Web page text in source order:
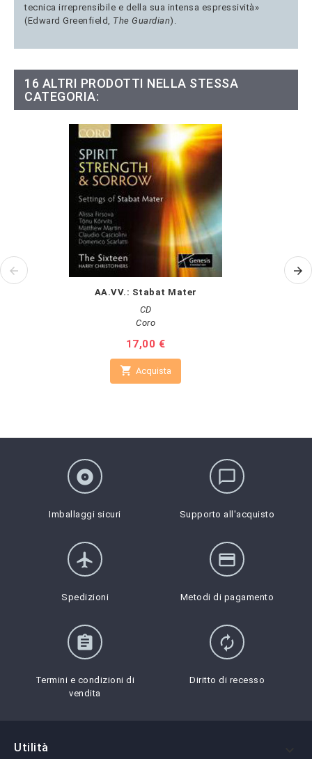
tecnica irreprensibile e della sua intensa espressività»
(Edward Greenfield, The Guardian).
16 ALTRI PRODOTTI NELLA STESSA
CATEGORIA:
AA.VV.: Stabat Mater
CD
Coro
Prezzo
17,00 €
 Acquista
album
Imballaggi sicuri
chat_bubble_outline
Supporto all'acquisto
flight
Spedizioni
credit_card
Metodi di pagamento
assignment
Termini e condizioni di
vendita
autorenew
Diritto di recesso
Utilità